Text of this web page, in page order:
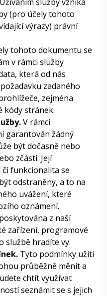
(pro účely tohoto
výrazy) právní
tohoto dokumentu se
v rámci služby
která od nás
zadaného
zejména
kódy stránek.
V rámci
garantován žádný
být dočasně nebo
zčásti. Její
funkcionalita se
odstraněny, a to na
uvážení, které
oznámení.
z naší
zařízení, programové
službě hradíte vy.
Tyto podmínky užití
průběžně měnit a
chtít využívat
seznámit se s jejich